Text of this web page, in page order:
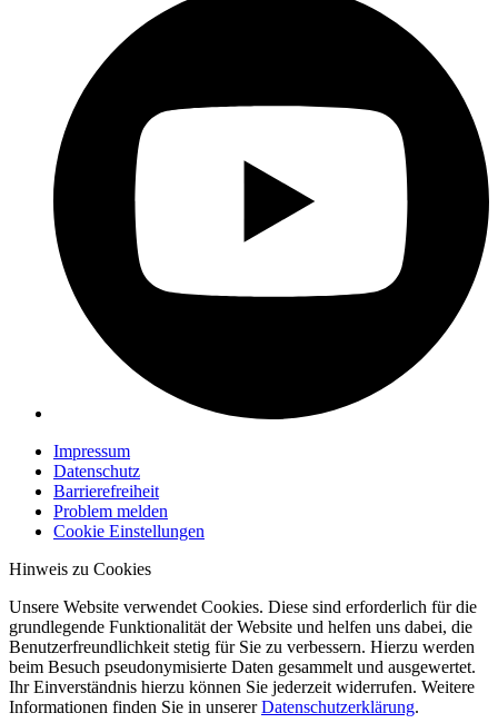
Impressum
Datenschutz
Barrierefreiheit
Problem melden
Cookie Einstellungen
Hinweis zu Cookies
Unsere Website verwendet Cookies. Diese sind erforderlich für die
grundlegende Funktionalität der Website und helfen uns dabei, die
Benutzerfreundlichkeit stetig für Sie zu verbessern. Hierzu werden
beim Besuch pseudonymisierte Daten gesammelt und ausgewertet.
Ihr Einverständnis hierzu können Sie jederzeit widerrufen. Weitere
Informationen finden Sie in unsererDatenschutzerklärung.